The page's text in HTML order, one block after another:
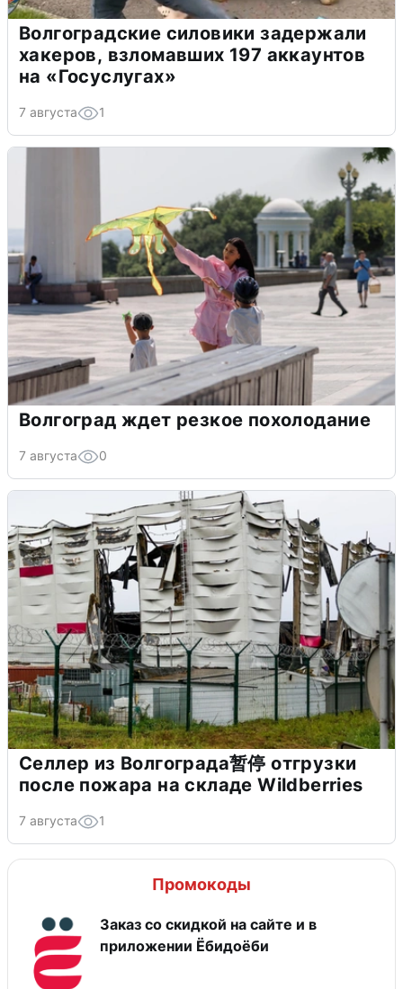
Волгоградские силовики задержали
хакеров, взломавших 197 аккаунтов
на «Госуслугах»
7 августа 1
Волгоград ждет резкое похолодание
7 августа 0
Селлер из Волгограда暂停 отгрузки
после пожара на складе Wildberries
7 августа 1
Промокоды
Заказ со скидкой на сайте и в
приложении Ёбидоёби